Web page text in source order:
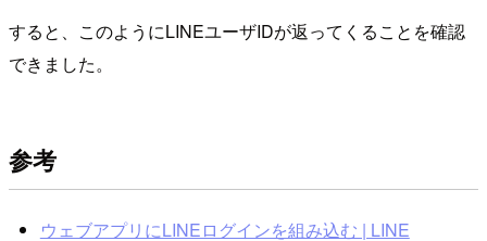
すると、このようにLINEユーザIDが返ってくることを確認
できました。
参考
ウェブアプリにLINEログインを組み込む | LINE